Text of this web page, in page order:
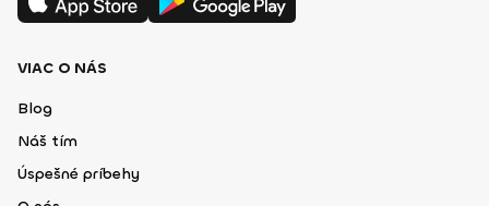
VIAC O NÁS
Blog
Náš tím
Úspešné príbehy